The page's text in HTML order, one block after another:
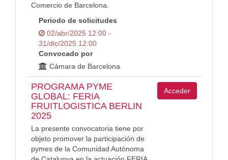
Comercio de Barcelona.
Periodo de solicitudes
02/abr/2025 12:00 -
31/dic/2025 12:00
Convocado por
Cámara de Barcelona
PROGRAMA PYME
GLOBAL: FERIA
FRUITLOGISTICA BERLIN
2025
La presente convocatoria tiene por
objeto promover la participación de
pymes de la Comunidad Autónoma
Acceder